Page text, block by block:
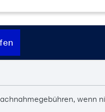
wenn